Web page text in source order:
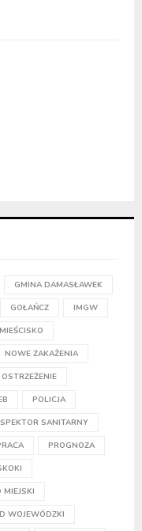
GMINA DAMASŁAWEK
GOŁAŃCZ IMGW
MIEŚCISKO
NOWE ZAKAŻENIA
OSTRZEŻENIE
POLICJA
SANITARNY
PROGNOZA
MIEJSKI
WOJEWÓDZKI